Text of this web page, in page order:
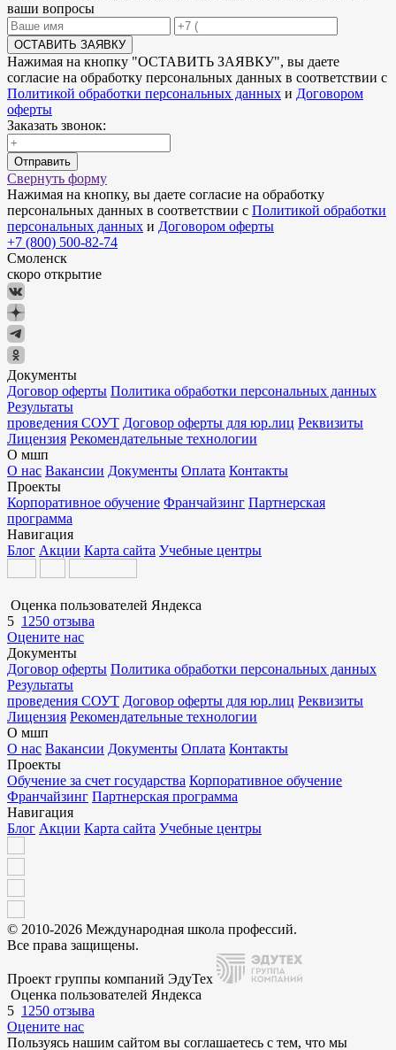
ваши вопросы
ОСТАВИТЬ ЗАЯВКУ
Нажимая на кнопку "ОСТАВИТЬ ЗАЯВКУ", вы даете
согласие на обработку персональных данных в соответствии с
Политикой обработки персональных данных и Договором
оферты
Заказать звонок:
Отправить
Свернуть форму
Нажимая на кнопку, вы даете согласие на обработку
персональных данных в соответствии с Политикой обработки
персональных данных и Договором оферты
+7 (800) 500-82-74
Смоленск
скоро открытие
Документы
Договор оферты Политика обработки персональных данных
Результаты
проведения СОУТ Договор оферты для юр.лиц Реквизиты
Лицензия Рекомендательные технологии
О мшп
О нас Вакансии Документы Оплата Контакты
Проекты
Корпоративное обучение Франчайзинг Партнерская
программа
Навигация
Блог Акции Карта сайта Учебные центры
Оценка пользователей Яндекса
5 1250 отзыва
Оцените нас
Документы
Договор оферты Политика обработки персональных данных
Результаты
проведения СОУТ Договор оферты для юр.лиц Реквизиты
Лицензия Рекомендательные технологии
О мшп
О нас Вакансии Документы Оплата Контакты
Проекты
Обучение за счет государства Корпоративное обучение
Франчайзинг Партнерская программа
Навигация
Блог Акции Карта сайта Учебные центры
© 2010-2026 Международная школа профессий.
Все права защищены.
Проект группы компаний ЭдуТех
Оценка пользователей Яндекса
5 1250 отзыва
Оцените нас
Пользуясь нашим сайтом вы соглашаетесь с тем, что мы